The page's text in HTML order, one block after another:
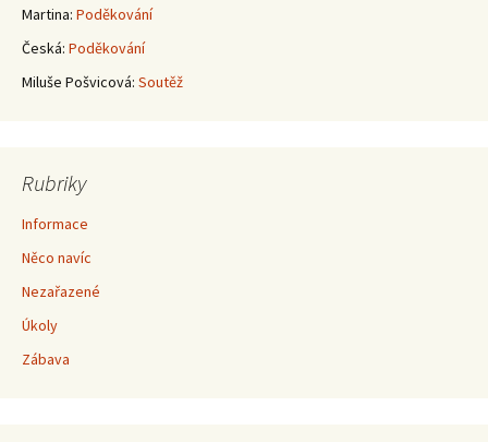
Martina: Poděkování
Česká: Poděkování
Miluše Pošvicová: Soutěž
Rubriky
Informace
Něco navíc
Nezařazené
Úkoly
Zábava